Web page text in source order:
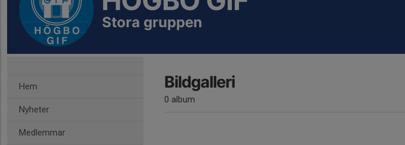
Stora gruppen
Hem
Nyheter
Medlemmar
Bildgalleri
0 album